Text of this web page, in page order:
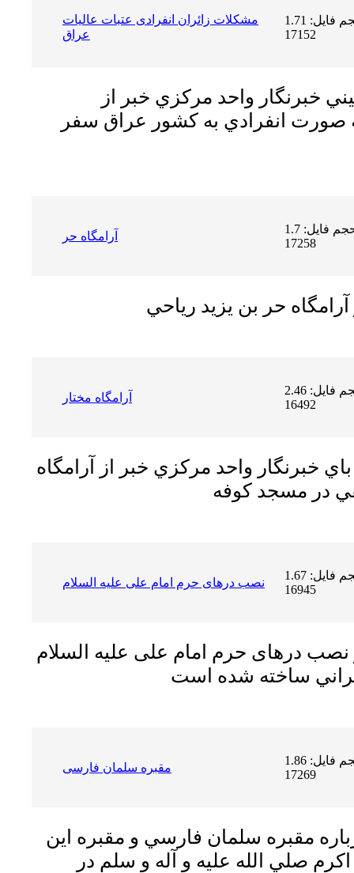
مشکلات زائران انفرادی عتبات عالیات
عراق
حجم فایل: 1.71 MB | دریافت ها:
17152
خبرنگار واحد مركزي خبر از
صورت انفرادي به كشور عراق سفر
آرامگاه حر
حجم فایل: 1.7 MB | دریافت ها:
17258
حر بن يزيد رياحي
آرامگاه مختار
حجم فایل: 2.46 MB | دریافت ها:
16492
خبرنگار واحد مركزي خبر از آرامگاه
در مسجد كوفه
نصب درهای حرم امام علی عليه السلام
حجم فایل: 1.67 MB | دریافت ها:
16945
درهای حرم امام علی عليه السلام
مقبره سلمان فارسی
حجم فایل: 1.86 MB | دریافت ها:
17269
مقبره سلمان فارسي و مقبره اين
صلي الله عليه و آله و سلم در